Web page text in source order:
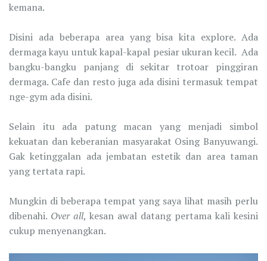
kemana.
Disini ada beberapa area yang bisa kita explore. Ada
dermaga kayu untuk kapal-kapal pesiar ukuran kecil. Ada
bangku-bangku panjang di sekitar trotoar pinggiran
dermaga. Cafe dan resto juga ada disini termasuk tempat
nge-gym ada disini.
Selain itu ada patung macan yang menjadi simbol
kekuatan dan keberanian masyarakat Osing Banyuwangi.
Gak ketinggalan ada jembatan estetik dan area taman
yang tertata rapi.
Mungkin di beberapa tempat yang saya lihat masih perlu
dibenahi. Over all, kesan awal datang pertama kali kesini
cukup menyenangkan.